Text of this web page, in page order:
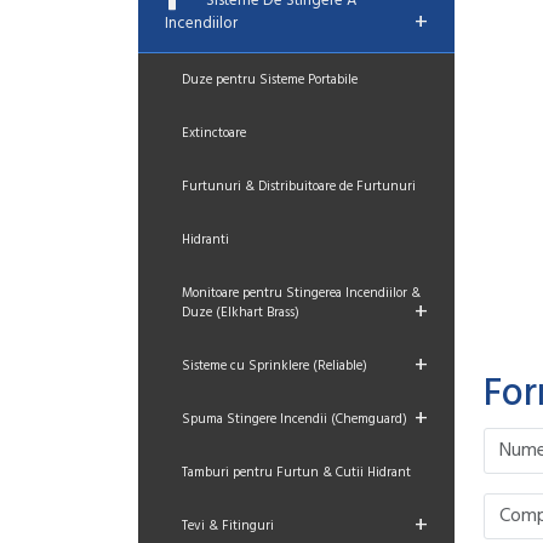
Incendiilor
+
Duze pentru Sisteme Portabile
Extinctoare
Furtunuri & Distribuitoare de Furtunuri
Hidranti
Monitoare pentru Stingerea Incendiilor &
Duze (Elkhart Brass)
+
Sisteme cu Sprinklere (Reliable) +
Spuma Stingere Incendii (Chemguard) +
Tamburi pentru Furtun & Cutii Hidrant
Tevi & Fitinguri +
Please
Please
Please
Please